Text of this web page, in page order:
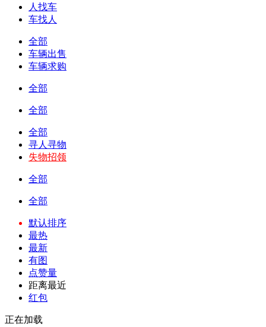
人找车
车找人
全部
车辆出售
车辆求购
全部
全部
全部
寻人寻物
失物招领
全部
全部
默认排序
最热
最新
有图
点赞量
距离最近
红包
正在加载